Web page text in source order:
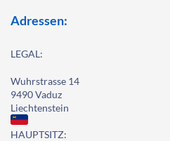
Adressen:
LEGAL:
Wuhrstrasse 14
9490 Vaduz
Liechtenstein
HAUPTSITZ: